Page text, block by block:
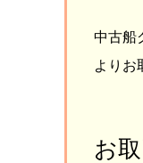
中古船
よりお
お取